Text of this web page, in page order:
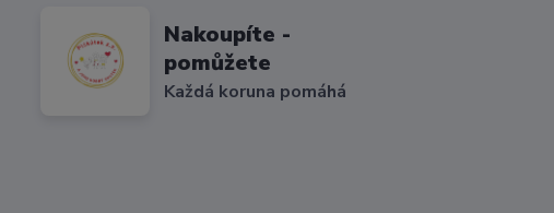
Nakoupíte -
pomůžete
Každá koruna pomáhá